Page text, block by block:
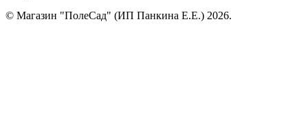
© Магазин "ПолеСад" (ИП Панкина Е.Е.) 2026.